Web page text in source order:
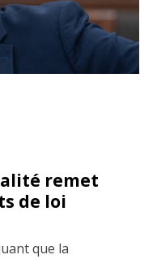
remet
de loi
que la